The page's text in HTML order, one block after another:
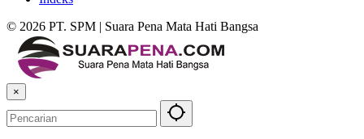
© 2026 PT. SPM | Suara Pena Mata Hati Bangsa
×